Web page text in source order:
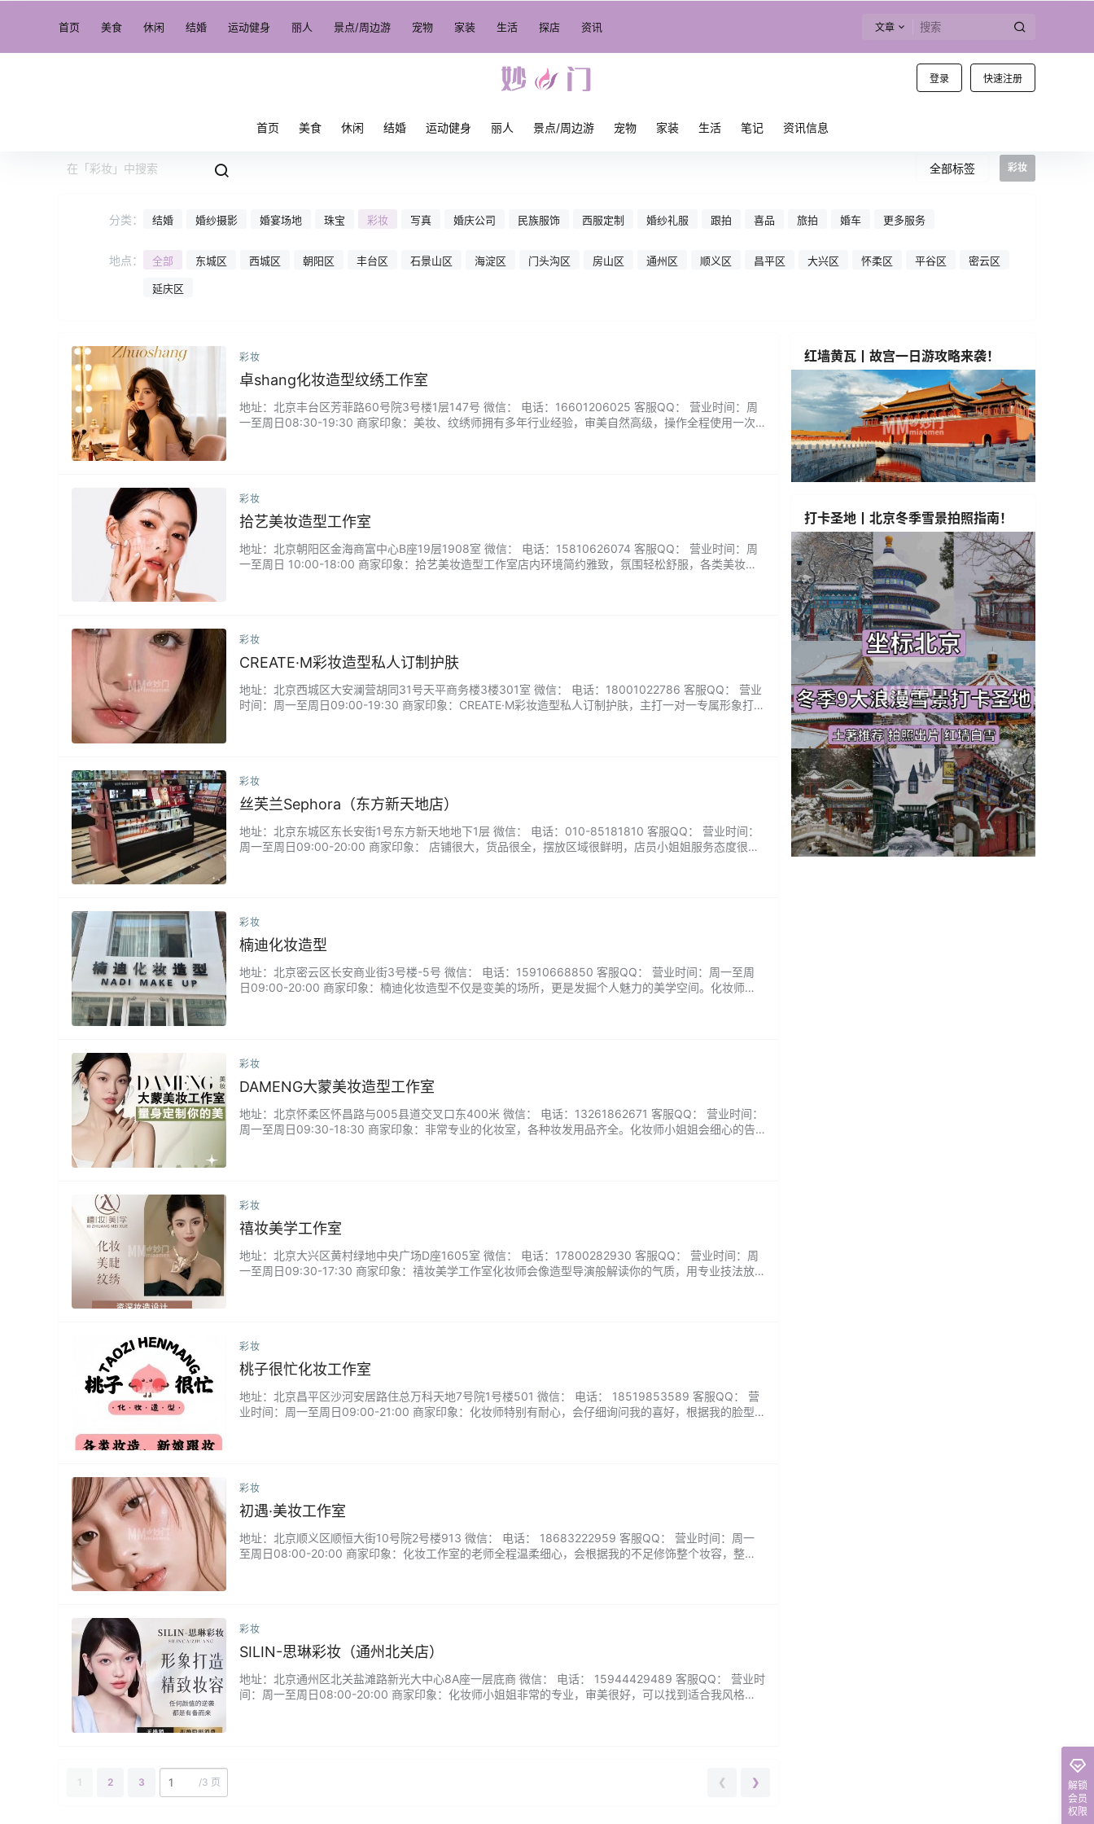
首页 美食 休闲 结婚 运动健身 丽人 景点/周边游 宠物 家装 生活 探店 资讯 文章
登录 快速注册
首页 美食 休闲 结婚 运动健身 丽人 景点/周边游 宠物 家装 生活 笔记 资讯信息
全部标签 彩妆
分类： 结婚 婚纱摄影 婚宴场地 珠宝 彩妆 写真 婚庆公司 民族服饰 西服定制 婚纱礼服 跟拍 喜品 旅拍 婚车 更多服务
地点： 全部 东城区 西城区 朝阳区 丰台区 石景山区 海淀区 门头沟区 房山区 通州区 顺义区 昌平区 大兴区 怀柔区 平谷区 密云区
延庆区
彩妆
卓shang化妆造型纹绣工作室
地址：北京丰台区芳菲路60号院3号楼1层147号 微信： 电话：16601206025 客服QQ： 营业时间：周
一至周日08:30-19:30 商家印象：美妆、纹绣师拥有多年行业经验，审美自然高级，操作全程使用一次
彩妆
拾艺美妆造型工作室
地址：北京朝阳区金海商富中心B座19层1908室 微信： 电话：15810626074 客服QQ： 营业时间：周
一至周日 10:00-18:00 商家印象：拾艺美妆造型工作室店内环境简约雅致，氛围轻松舒服，各类美妆用
彩妆
CREATE·M彩妆造型私人订制护肤
地址：北京西城区大安澜营胡同31号天平商务楼3楼301室 微信： 电话：18001022786 客服QQ： 营业
时间：周一至周日09:00-19:30 商家印象：CREATE·M彩妆造型私人订制护肤，主打一对一专属形象打
彩妆
丝芙兰Sephora（东方新天地店）
地址：北京东城区东长安街1号东方新天地地下1层 微信： 电话：010-85181810 客服QQ： 营业时间：
周一至周日09:00-20:00 商家印象： 店铺很大，货品很全，摆放区域很鲜明，店员小姐姐服务态度很
彩妆
楠迪化妆造型
地址：北京密云区长安商业街3号楼-5号 微信： 电话：15910668850 客服QQ： 营业时间：周一至周
日09:00-20:00 商家印象：楠迪化妆造型不仅是变美的场所，更是发掘个人魅力的美学空间。化妆师会
彩妆
DAMENG大蒙美妆造型工作室
地址：北京怀柔区怀昌路与005县道交叉口东400米 微信： 电话：13261862671 客服QQ： 营业时间：
周一至周日09:30-18:30 商家印象：非常专业的化妆室，各种妆发用品齐全。化妆师小姐姐会细心的告
彩妆
禧妆美学工作室
地址：北京大兴区黄村绿地中央广场D座1605室 微信： 电话：17800282930 客服QQ： 营业时间：周
一至周日09:30-17:30 商家印象：禧妆美学工作室化妆师会像造型导演般解读你的气质，用专业技法放
彩妆
桃子很忙化妆工作室
地址：北京昌平区沙河安居路住总万科天地7号院1号楼501 微信： 电话： 18519853589 客服QQ： 营
业时间：周一至周日09:00-21:00 商家印象：化妆师特别有耐心，会仔细询问我的喜好，根据我的脸型
彩妆
初遇·美妆工作室
地址：北京顺义区顺恒大街10号院2号楼913 微信： 电话： 18683222959 客服QQ： 营业时间：周一
至周日08:00-20:00 商家印象：化妆工作室的老师全程温柔细心，会根据我的不足修饰整个妆容，整个
彩妆
SILIN-思琳彩妆（通州北关店）
地址：北京通州区北关盐滩路新光大中心8A座一层底商 微信： 电话： 15944429489 客服QQ： 营业时
间：周一至周日08:00-20:00 商家印象：化妆师小姐姐非常的专业，审美很好，可以找到适合我风格的
1 2 3 /3 页 ❮ ❯
红墙黄瓦丨故宫一日游攻略来袭！
打卡圣地丨北京冬季雪景拍照指南！
解锁
会员
权限